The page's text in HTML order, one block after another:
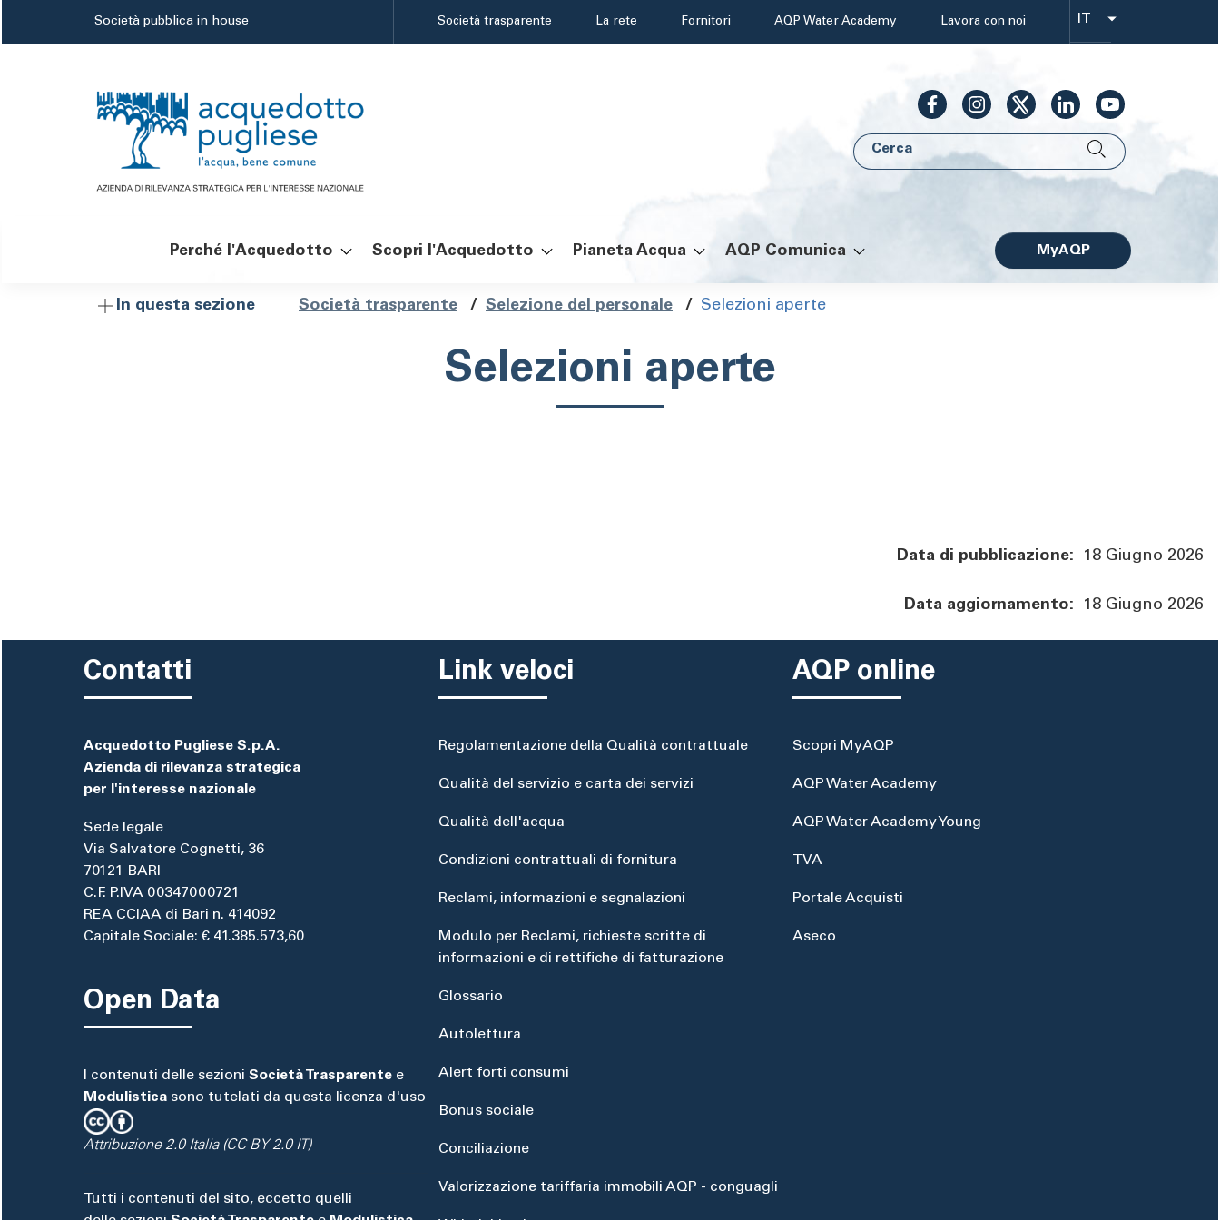
Società pubblica in house
Header
Società trasparente La rete Fornitori AQP Water Academy Lavora con noi
language
Cerca
Navigazione
Perché l'Acquedotto Scopri l'Acquedotto Pianeta Acqua AQP Comunica
AQPMyAQP
In questa sezione
Briciole
Società trasparente / Selezione del personale / Selezioni aperte
Selezioni aperte
Data di pubblicazione: 18 Giugno 2026
Data aggiornamento: 18 Giugno 2026
Contatti
Acquedotto Pugliese S.p.A.
Azienda di rilevanza strategica
per l'interesse nazionale
Sede legale
Via Salvatore Cognetti, 36
70121 BARI
C.F. P.IVA 00347000721
REA CCIAA di Bari n. 414092
Capitale Sociale: € 41.385.573,60
Open Data
I contenuti delle sezioni Società Trasparente e
Modulistica sono tutelati da questa licenza d'uso
Attribuzione 2.0 Italia (CC BY 2.0 IT)
Tutti i contenuti del sito, eccetto quelli
Link veloci
Regolamentazione della Qualità contrattuale
Qualità del servizio e carta dei servizi
Qualità dell'acqua
Condizioni contrattuali di fornitura
Reclami, informazioni e segnalazioni
Modulo per Reclami, richieste scritte di
informazioni e di rettifiche di fatturazione
Glossario
Autolettura
Alert forti consumi
Bonus sociale
Conciliazione
Valorizzazione tariffaria immobili AQP - conguagli
AQP online
Scopri MyAQP
AQP Water Academy
AQP Water Academy Young
TVA
Portale Acquisti
Aseco